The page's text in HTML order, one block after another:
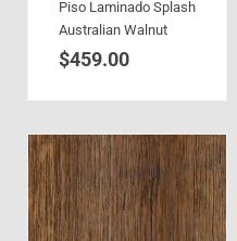
Piso Laminado Splash
Australian Walnut
$459.00